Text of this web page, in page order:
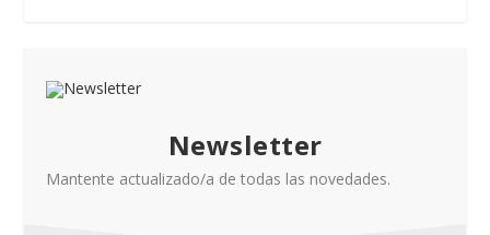
Newsletter
Mantente actualizado/a de todas las novedades.